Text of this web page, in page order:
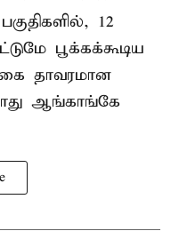
12
பூக்கக்கூடிய
தாவரமான
ஆங்காங்கே